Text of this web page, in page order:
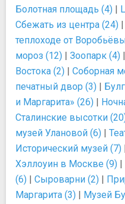
Болотная площадь (4) |
Сбежать из центра (24) |
теплоходе от
мороз (12) | Зоопарк (4) |
Востока (2) | Соборная
печатный двор (3) |
и Маргарита» (26) |
Сталинские высотки
музей Улановой (6) |
Исторический музей (7) |
Хэллоуин в Москве (9) |
(6) | Сыроварни (2) |
Маргарита (3) | Музей